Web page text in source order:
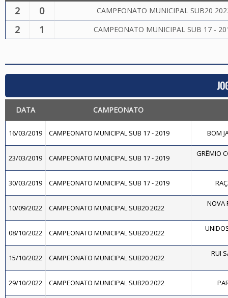
2 0 CAMPEONATO MUNICIPAL SUB20
2 1 CAMPEONATO MUNICIPAL SUB 17 -
DATA CAMPEONATO
16/03/2019 CAMPEONATO MUNICIPAL SUB 17 - 2019 BOM
23/03/2019 CAMPEONATO MUNICIPAL SUB 17 - 2019 GRÊMIO
30/03/2019 CAMPEONATO MUNICIPAL SUB 17 - 2019
10/09/2022 CAMPEONATO MUNICIPAL SUB20 2022 NOVA
08/10/2022 CAMPEONATO MUNICIPAL SUB20 2022
15/10/2022 CAMPEONATO MUNICIPAL SUB20 2022 RUI
29/10/2022 CAMPEONATO MUNICIPAL SUB20 2022